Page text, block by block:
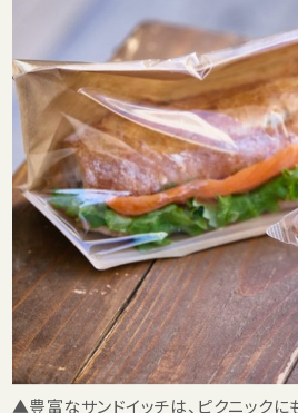
▲豊富なサンドイッチは、ピクニックに